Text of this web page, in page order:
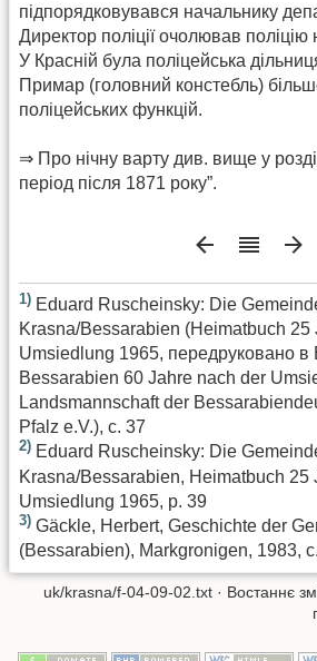
підпорядковувався начальнику
Директор поліції очолював поліцію
У Красній була поліцейська
Примар (головний констебль)
поліцейських функцій.
⇒ Про нічну варту див. вище у
період після 1871 року”.
1) Eduard Ruscheinsky: Die
Krasna/Bessarabien (Heimatbuch 25
Umsiedlung 1965, передруковано в
Bessarabien 60 Jahre nach der
Landsmannschaft der
Pfalz e.V.), с. 37
2) Eduard Ruscheinsky: Die
Krasna/Bessarabien, Heimatbuch 25
Umsiedlung 1965, p. 39
3) Gäckle, Herbert, Geschichte der
(Bessarabien), Markgronigen, 1983,
uk/krasna/f-04-09-02.txt · Востаннє